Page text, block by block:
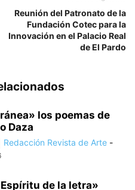
Reunión del Patronato de la
Fundación Cotec para la
Innovación en el Palacio Real
de El Pardo
los poemas de
Daza
Redacción Revista de Arte -
de la letra»